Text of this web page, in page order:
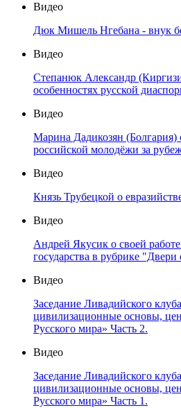
Видео
Дюк Мишель Нгебана - внук
Видео
Степанюк Александр
особенностях русской
Видео
Марина Дадикозян (Болгария)
российской молодёжи за
Видео
Князь Трубецкой о
Видео
Андрей Якусик о своей
государства в рубрике
Видео
Заседание Ливадийского
цивилизационные основы,
Русского мира» Часть 2.
Видео
Заседание Ливадийского
цивилизационные основы,
Русского мира» Часть 1.